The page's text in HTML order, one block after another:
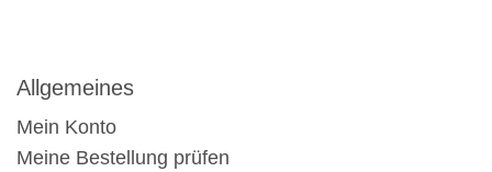
Allgemeines
Mein Konto
Meine Bestellung prüfen